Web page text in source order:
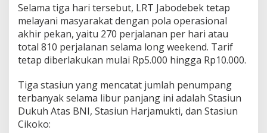
Selama tiga hari tersebut, LRT Jabodebek tetap
melayani masyarakat dengan pola operasional
akhir pekan, yaitu 270 perjalanan per hari atau
total 810 perjalanan selama long weekend. Tarif
tetap diberlakukan mulai Rp5.000 hingga Rp10.000.
Tiga stasiun yang mencatat jumlah penumpang
terbanyak selama libur panjang ini adalah Stasiun
Dukuh Atas BNI, Stasiun Harjamukti, dan Stasiun
Cikoko: